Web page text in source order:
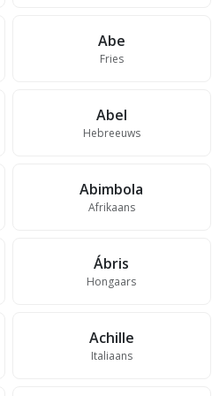
Abe
Fries
Abel
Hebreeuws
Abimbola
Afrikaans
Ábris
Hongaars
Achille
Italiaans